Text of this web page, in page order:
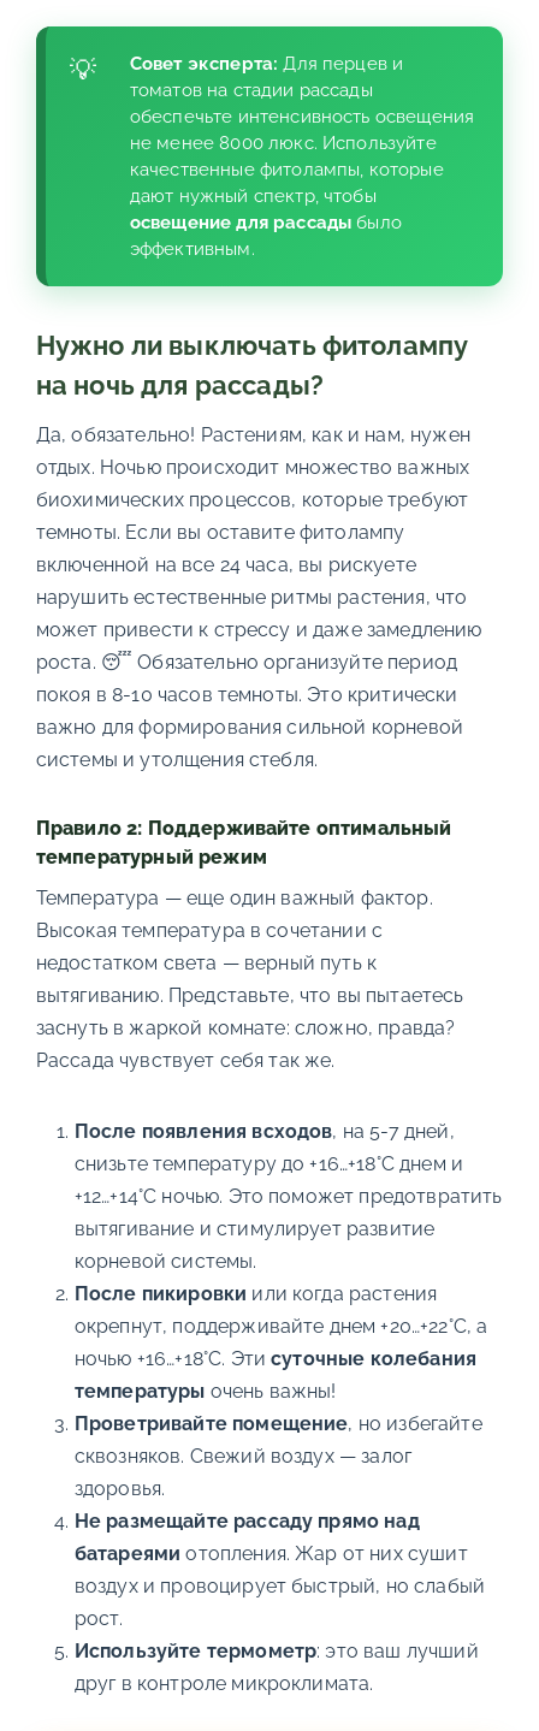
Совет эксперта: Для перцев и
томатов на стадии рассады
обеспечьте интенсивность освещения
не менее 8000 люкс. Используйте
качественные фитолампы, которые
дают нужный спектр, чтобы
освещение для рассады было
эффективным.
Нужно ли выключать фитолампу
на ночь для рассады?
Да, обязательно! Растениям, как и нам, нужен
отдых. Ночью происходит множество важных
биохимических процессов, которые требуют
темноты. Если вы оставите фитолампу
включенной на все 24 часа, вы рискуете
нарушить естественные ритмы растения, что
может привести к стрессу и даже замедлению
роста. 😴 Обязательно организуйте период
покоя в 8-10 часов темноты. Это критически
важно для формирования сильной корневой
системы и утолщения стебля.
Правило 2: Поддерживайте оптимальный
температурный режим
Температура — еще один важный фактор.
Высокая температура в сочетании с
недостатком света — верный путь к
вытягиванию. Представьте, что вы пытаетесь
заснуть в жаркой комнате: сложно, правда?
Рассада чувствует себя так же.
После появления всходов, на 5-7 дней,
снизьте температуру до +16…+18°C днем и
+12…+14°C ночью. Это поможет предотвратить
вытягивание и стимулирует развитие
корневой системы.
После пикировки или когда растения
окрепнут, поддерживайте днем +20…+22°C, а
ночью +16…+18°C. Этисуточные колебания
температуры очень важны!
Проветривайте помещение, но избегайте
сквозняков. Свежий воздух — залог
здоровья.
Не размещайте рассаду прямо над
батареями отопления. Жар от них сушит
воздух и провоцирует быстрый, но слабый
рост.
Используйте термометр: это ваш лучший
друг в контроле микроклимата.